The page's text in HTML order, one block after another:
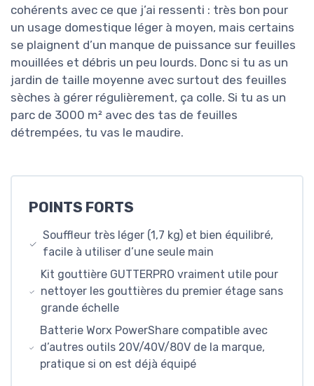
cohérents avec ce que j’ai ressenti : très bon pour
un usage domestique léger à moyen, mais certains
se plaignent d’un manque de puissance sur feuilles
mouillées et débris un peu lourds. Donc si tu as un
jardin de taille moyenne avec surtout des feuilles
sèches à gérer régulièrement, ça colle. Si tu as un
parc de 3000 m² avec des tas de feuilles
détrempées, tu vas le maudire.
POINTS FORTS
Souffleur très léger (1,7 kg) et bien équilibré,
facile à utiliser d’une seule main
Kit gouttière GUTTERPRO vraiment utile pour
nettoyer les gouttières du premier étage sans
grande échelle
Batterie Worx PowerShare compatible avec
d’autres outils 20V/40V/80V de la marque,
pratique si on est déjà équipé